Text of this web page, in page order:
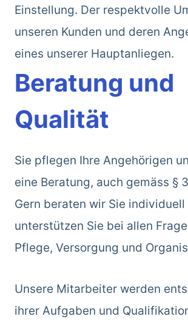
Einstellung. Der respektvolle
unseren Kunden und deren
eines unserer Hauptanliegen.
Beratung und
Qualität
Sie pflegen Ihre Angehörigen
eine Beratung, auch gemäss §
Gern beraten wir Sie individuell
unterstützen Sie bei allen
Pflege, Versorgung und
Unsere Mitarbeiter werden
ihrer Aufgaben und